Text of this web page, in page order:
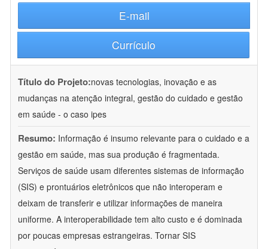
E-mail
Currículo
Título do Projeto:novas tecnologias, inovação e as
mudanças na atenção integral, gestão do cuidado e gestão
em saúde - o caso ipes
Resumo: Informação é insumo relevante para o cuidado e a
gestão em saúde, mas sua produção é fragmentada.
Serviços de saúde usam diferentes sistemas de informação
(SIS) e prontuários eletrônicos que não interoperam e
deixam de transferir e utilizar informações de maneira
uniforme. A interoperabilidade tem alto custo e é dominada
por poucas empresas estrangeiras. Tornar SIS